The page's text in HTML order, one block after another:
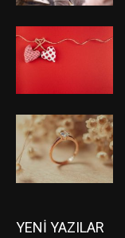
YENİ YAZILAR